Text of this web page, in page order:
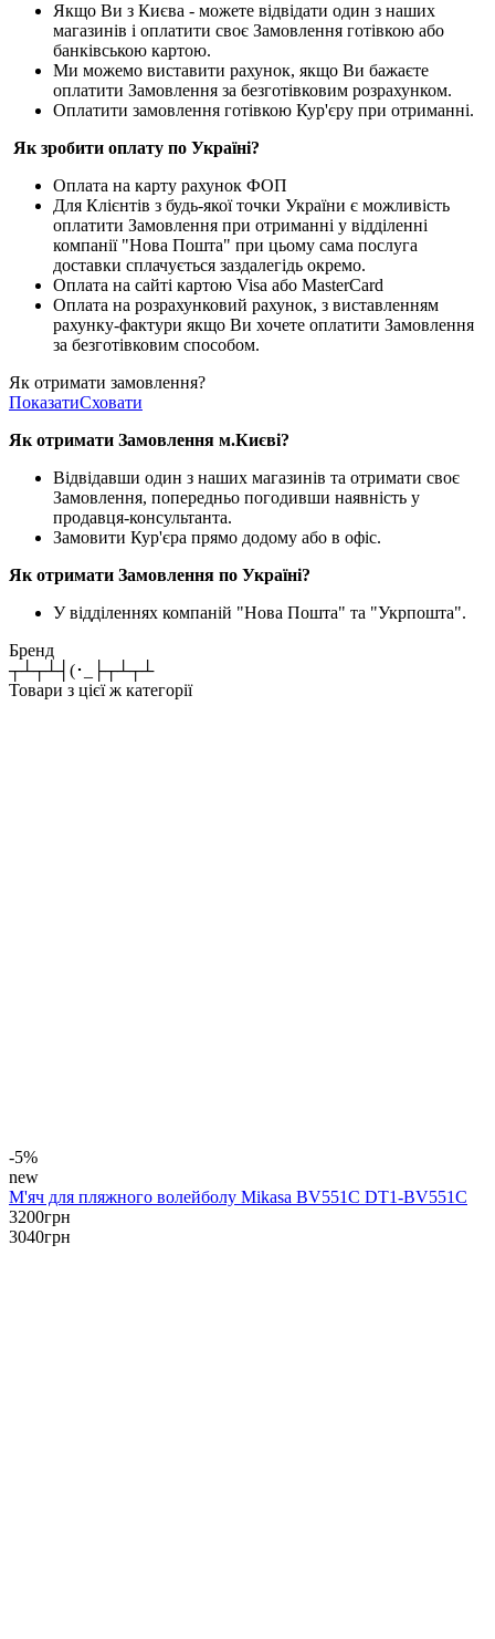
Якщо Ви з Києва - можете відвідати один з наших
магазинів і оплатити своє Замовлення готівкою або
банківською картою.
Ми можемо виставити рахунок, якщо Ви бажаєте
оплатити Замовлення за безготівковим розрахунком.
Оплатити замовлення готівкою Кур'єру при отриманні.
Як зробити оплату по Україні?
Оплата на карту рахунок ФОП
Для Клієнтів з будь-якої точки України є можливість
оплатити Замовлення при отриманні у відділенні
компанії "Нова Пошта" при цьому сама послуга
доставки сплачується заздалегідь окремо.
Оплата на сайті картою Visa або MasterCard
Оплата на розрахунковий рахунок, з виставленням
рахунку-фактури якщо Ви хочете оплатити Замовлення
за безготівковим способом.
Як отримати замовлення?
ПоказатиСховати
Як отримати Замовлення м.Києві?
Відвідавши один з наших магазинів та отримати своє
Замовлення, попередньо погодивши наявність у
продавця-консультанта.
Замовити Кур'єра прямо додому або в офіс.
Як отримати Замовлення по Україні?
У відділеннях компаній "Нова Пошта" та "Укрпошта".
Бренд
┬┴┬┴┤(･_├┬┴┬┴
Товари з цієї ж категорії
-5%
new
М'яч для пляжного волейболу Mikasa BV551C DT1-BV551C
3200грн
3040грн